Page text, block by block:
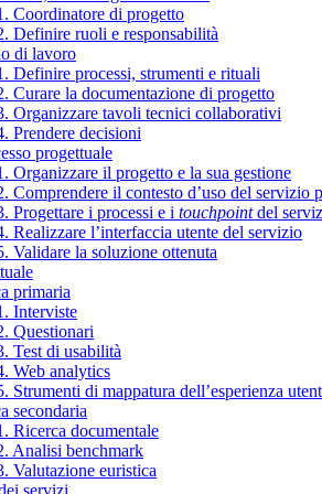
Coordinatore di progetto
Definire ruoli e responsabilità
di lavoro
Definire processi, strumenti e rituali
Curare la documentazione di progetto
Organizzare tavoli tecnici collaborativi
Prendere decisioni
progettuale
Organizzare il progetto e la sua gestione
Comprendere il contesto d’uso del servizio
Progettare i processi e i touchpointdel
Realizzare l’interfaccia utente del servizio
Validare la soluzione ottenuta
primaria
Interviste
Questionari
Test di usabilità
Web analytics
Strumenti di mappatura dell’esperienza
secondaria
Ricerca documentale
Analisi benchmark
Valutazione euristica
servizi